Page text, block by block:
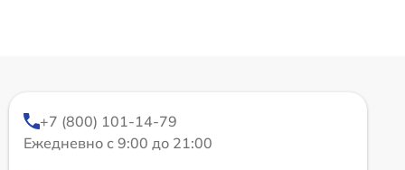
+7 (800) 101-14-79
Ежедневно с 9:00 до 21:00